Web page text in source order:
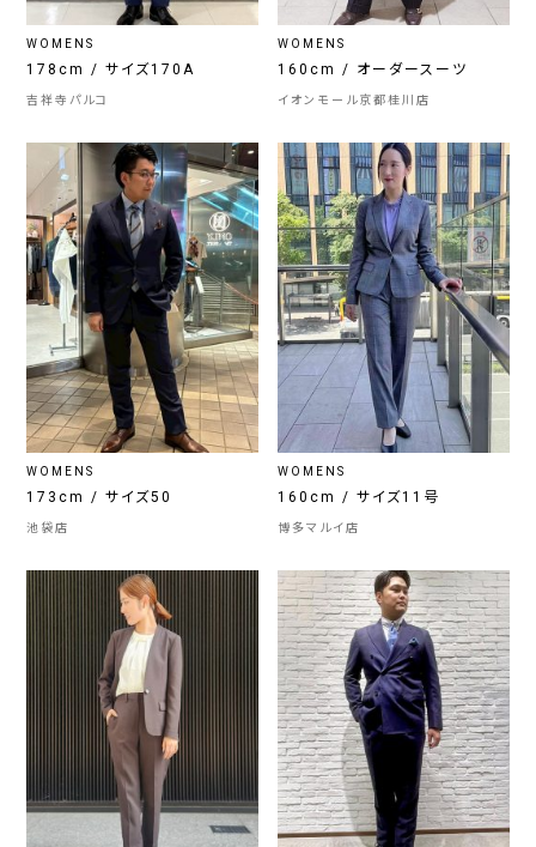
WOMENS
178cm / サイズ170A
吉祥寺パルコ
WOMENS
160cm / オーダースーツ
イオンモール京都桂川店
WOMENS
173cm / サイズ50
池袋店
WOMENS
160cm / サイズ11号
博多マルイ店